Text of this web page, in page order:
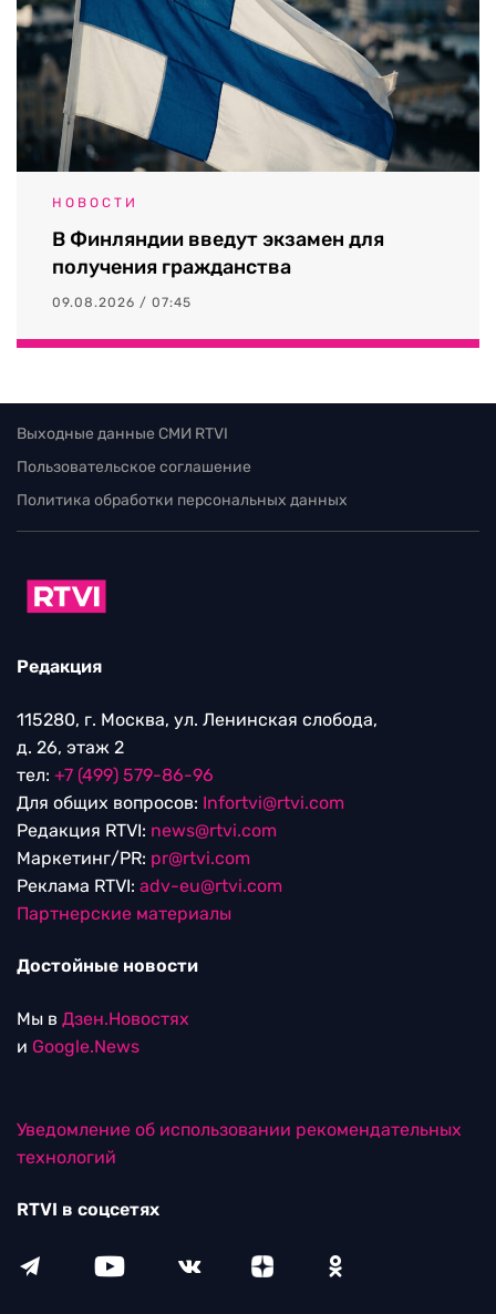
НОВОСТИ
В Финляндии введут экзамен для
получения гражданства
09.08.2026 / 07:45
Выходные данные СМИ RTVI
Пользовательское соглашение
Политика обработки персональных данных
Редакция
115280, г. Москва, ул. Ленинская слобода,
д. 26, этаж 2
тел: +7 (499) 579-86-96
Для общих вопросов: Infortvi@rtvi.com
Редакция RTVI: news@rtvi.com
Маркетинг/PR: pr@rtvi.com
Реклама RTVI: adv-eu@rtvi.com
Партнерские материалы
Достойные новости
Мы в Дзен.Новостях
и Google.News
Уведомление об использовании рекомендательных
технологий
RTVI в соцсетях